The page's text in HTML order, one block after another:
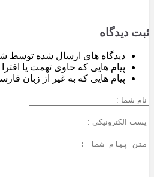
ثبت دیدگاه
دیدگاه های ارسال شده توسط
پیام هایی که حاوی تهمت یا
پیام هایی که به غیر از زبان